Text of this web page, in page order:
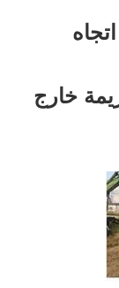
خارج